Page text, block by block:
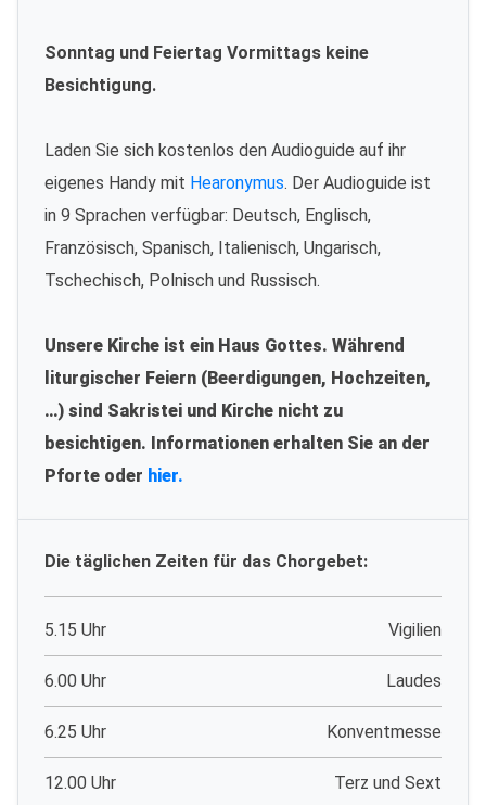
Sonntag und Feiertag Vormittags keine
Besichtigung.
Laden Sie sich kostenlos den Audioguide auf ihr
eigenes Handy mit Hearonymus. Der Audioguide ist
in 9 Sprachen verfügbar: Deutsch, Englisch,
Französisch, Spanisch, Italienisch, Ungarisch,
Tschechisch, Polnisch und Russisch.
Unsere Kirche ist ein Haus Gottes. Während
liturgischer Feiern (Beerdigungen, Hochzeiten,
…) sind Sakristei und Kirche nicht zu
besichtigen. Informationen erhalten Sie an der
Pforte oder hier.
Die täglichen Zeiten für das Chorgebet:
5.15 Uhr Vigilien
6.00 Uhr Laudes
6.25 Uhr Konventmesse
12.00 Uhr Terz und Sext